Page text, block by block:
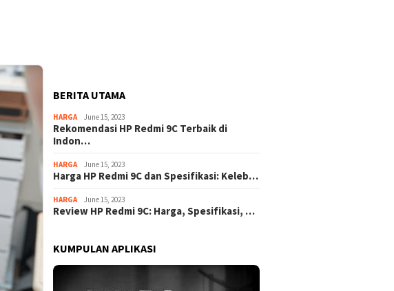
BERITA UTAMA
HARGA June 15, 2023
Rekomendasi HP Redmi 9C Terbaik di
Indon…
HARGA June 15, 2023
Harga HP Redmi 9C dan Spesifikasi: Keleb…
HARGA June 15, 2023
Review HP Redmi 9C: Harga, Spesifikasi, …
KUMPULAN APLIKASI